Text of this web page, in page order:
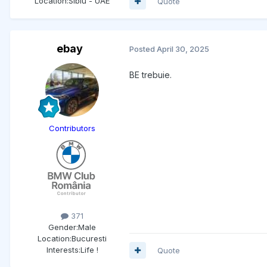
ebay
Contributors
371
Gender:Male
Location:Bucuresti
Interests:Life !
Posted April 30, 2025
BE trebuie.
Quote